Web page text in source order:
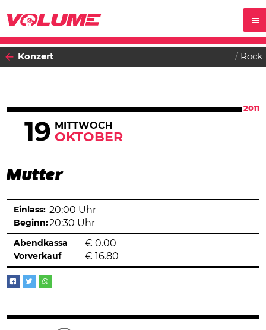
Konzert Rock
2011
19 MITTWOCH
OKTOBER
Mutter
Einlass: 20:00 Uhr
Beginn:20:30 Uhr
Abendkassa € 0.00
Vorverkauf € 16.80